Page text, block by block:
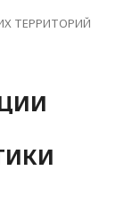
ТЕРРИТОРИЙ